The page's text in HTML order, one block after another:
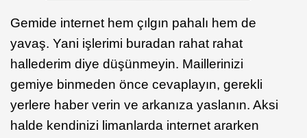
Gemide internet hem çılgın pahalı hem de
yavaş. Yani işlerimi buradan rahat rahat
hallederim diye düşünmeyin. Maillerinizi
gemiye binmeden önce cevaplayın, gerekli
yerlere haber verin ve arkanıza yaslanın. Aksi
halde kendinizi limanlarda internet ararken